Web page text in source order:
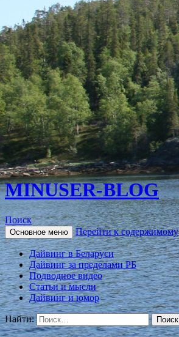
MINUSER-BLOG
Поиск
Основное меню Перейти к содержимому
Дайвинг в Беларуси
Дайвинг за пределами РБ
Подводное видео
Статьи и мысли
Дайвинг и юмор
Найти: